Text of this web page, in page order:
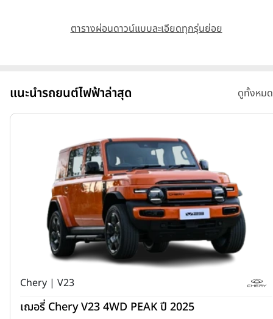
ตารางผ่อนดาวน์แบบละเอียดทุกรุ่นย่อย
แนะนำรถยนต์ไฟฟ้าล่าสุด ดูทั้งหมด
Chery | V23
เฌอรี่ Chery V23 4WD PEAK ปี 2025